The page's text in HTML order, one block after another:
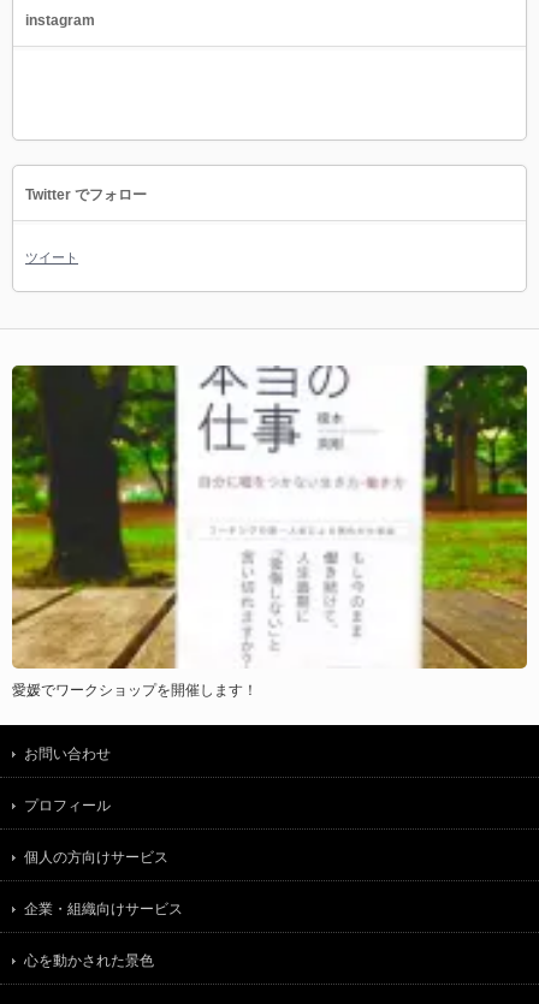
instagram
Twitter でフォロー
ツイート
愛媛でワークショップを開催します！
お問い合わせ
プロフィール
個人の方向けサービス
企業・組織向けサービス
心を動かされた景色